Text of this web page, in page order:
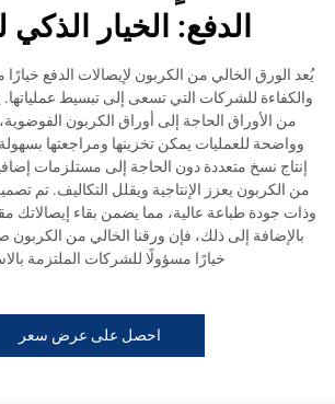
الدفع: الخيار
يُعد الورق الخالي من الكربون لإيصالات الدفع
والكفاءة للشركات التي تسعى إلى تبسيط عملياتها.
من الأوراق الحاجة إلى أوراق الكربون
وواضحة للعمليات يمكن تخزينها ومراجعتها
إنتاج نسخ متعددة دون الحاجة إلى مستلزمات
من الكربون يعزز الإنتاجية ويقلل التكاليف. تم
وذات جودة طباعة عالية، مما يضمن بقاء إيصالاتك
بالإضافة إلى ذلك، فإن ورقنا الخالي من الكربون
خيارًا مسؤولًا للشركات الملتزمة
احصل على عرض سعر